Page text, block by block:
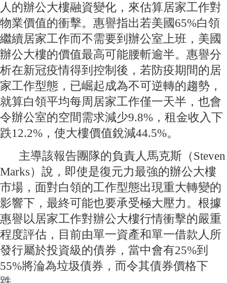
人的辦公大樓融資變化，來估算居家工作對
物業價值的衝擊。惠譽指出若美國65%白領
繼續居家工作而不需要到辦公室上班，美國
辦公大樓的價值最高可能腰斬逾半。惠譽分
析在新冠疫情得到控制後，若防疫期間的居
家工作型態，已崛起成為不可逆轉的趨勢，
就算白領平均每周居家工作僅一天半，也會
令辦公室的空間需求減少9.8%，租金收入下
跌12.2%，使大樓價值銳減44.5%。
主導該報告團隊的負責人馬克斯（Steven
Marks）說，即使是復元力最強的辦公大樓
市場，面對白領的工作型態出現重大轉變的
影響下，最終可能也要承受極大壓力。根據
惠譽以居家工作對辦公大樓行情衝擊的嚴重
程度評估，目前由單一資產和單一借款人所
發行屬於投資級的債券，當中會有25%到
55%將淪為垃圾債券，而令其債券價格下